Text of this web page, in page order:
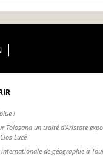
!
Tolosana un traité d'Aristote
Lucé
de géographie à